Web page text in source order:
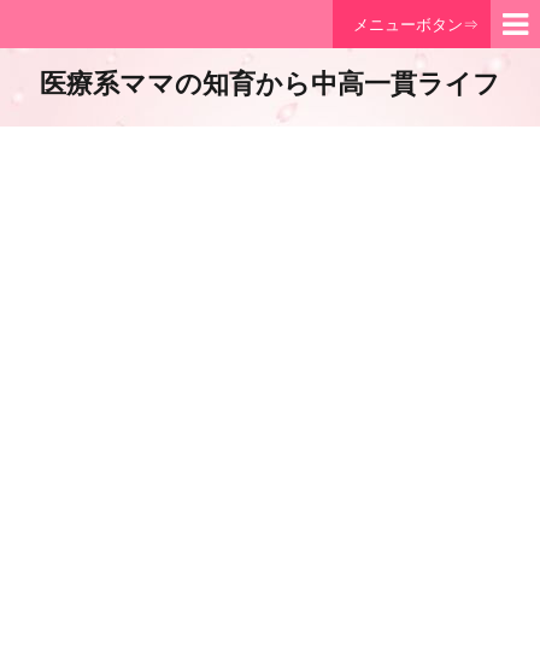
メニューボタン⇒
医療系ママの知育から中高一貫ライフ